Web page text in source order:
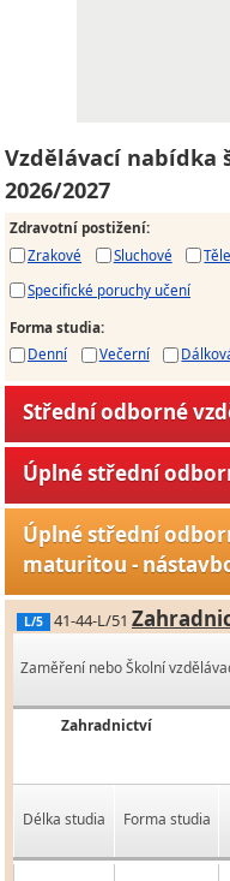
Vzdělávací nabídka
2026/2027
Zdravotní postižení:
Zrakové
Sluchové
Specifické poruchy učení
Forma studia:
Denní
Večerní
Střední odborné
Úplné střední
Úplné střední
maturitou -
L/5 41-44-L/51
Zaměření nebo Školní
Zahradnictví
Délka studia Forma studia